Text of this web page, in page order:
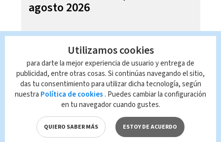
agosto 2026
Utilizamos cookies
para darte la mejor experiencia de usuario y entrega de
publicidad, entre otras cosas. Si continúas navegando el sitio,
das tu consentimiento para utilizar dicha tecnología, según
nuestra Política de cookies . Puedes cambiar la configuración
en tu navegador cuando gustes.
QUIERO SABER MÁS ESTOY DE ACUERDO